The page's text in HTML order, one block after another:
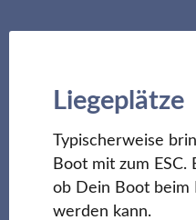
Liegeplätze
Typischerweise
Boot mit zum
ob Dein Boot beim
werden kann.